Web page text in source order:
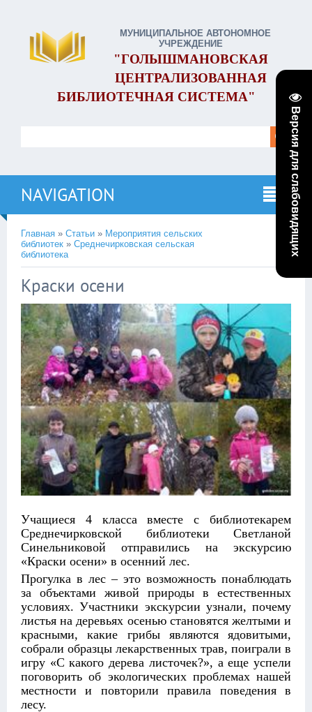
Версия для слабовидящих
МУНИЦИПАЛЬНОЕ АВТОНОМНОЕ
УЧРЕЖДЕНИЕ
"ГОЛЫШМАНОВСКАЯ
ЦЕНТРАЛИЗОВАННАЯ
БИБЛИОТЕЧНАЯ СИСТЕМА"
NAVIGATION
Главная » Статьи » Мероприятия сельских
библиотек » Среднечирковская сельская
библиотека
Краски осени
Учащиеся 4 класса вместе с библиотекарем
Среднечирковской библиотеки Светланой
Синельниковой отправились на экскурсию
«Краски осени» в осенний лес.
Прогулка в лес – это возможность понаблюдать
за объектами живой природы в естественных
условиях. Участники экскурсии узнали, почему
листья на деревьях осенью становятся желтыми и
красными, какие грибы являются ядовитыми,
собрали образцы лекарственных трав, поиграли в
игру «С какого дерева листочек?», а еще успели
поговорить об экологических проблемах нашей
местности и повторили правила поведения в
лесу.